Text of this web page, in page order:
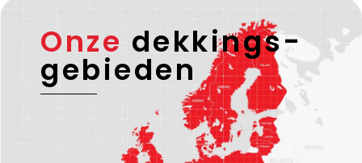
Onze dekkings-
gebieden